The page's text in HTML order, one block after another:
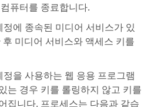
퓨터를 종료합니다.
정에 종속된 미디어 서비스가 있
미디어 서비스와 액세스 키를
정을 사용하는 웹 응용 프로그램
는 경우 키를 롤링하지 않고 키를
집니다. 프로세스는 다음과 같습